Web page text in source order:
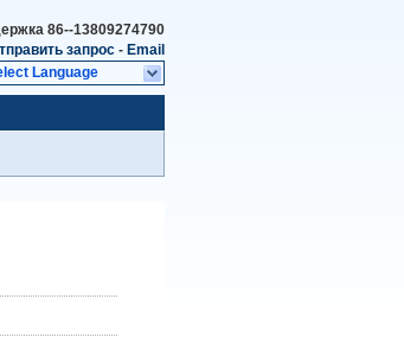
86--13809274790
запрос - Email
Language